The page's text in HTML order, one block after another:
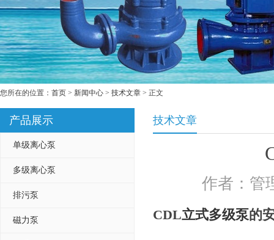
您所在的位置： 首页 > 新闻中心 > 技术文章 > 正文
产品展示
单级离心泵
多级离心泵
排污泵
磁力泵
技术文章
作者：
CDL立式多级泵的